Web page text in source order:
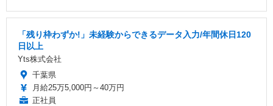
「残り枠わずか!」未経験からできるデータ入力/年間休日120
日以上
Yts株式会社
千葉県
月給25万5,000円～40万円
正社員